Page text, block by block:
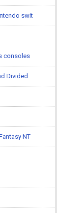
swit
consoles
Divided
NT